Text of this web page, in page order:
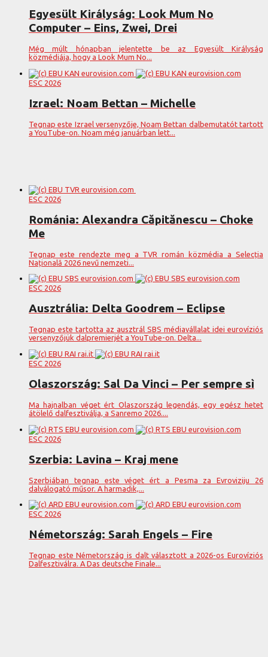
Egyesült Királyság: Look Mum No
Computer – Eins, Zwei, Drei
Még múlt hónapban jelentette be az Egyesült Királyság
közmédiája, hogy a Look Mum No...
ESC 2026
Izrael: Noam Bettan – Michelle
Tegnap este Izrael versenyzője, Noam Bettan dalbemutatót tartott
a YouTube-on. Noam még januárban lett...
ESC 2026
Románia: Alexandra Căpitănescu – Choke
Me
Tegnap este rendezte meg a TVR román közmédia a Selecția
Națională 2026 nevű nemzeti...
ESC 2026
Ausztrália: Delta Goodrem – Eclipse
Tegnap este tartotta az ausztrál SBS médiavállalat idei eurovíziós
versenyzőjük dalpremierjét a YouTube-on. Delta...
ESC 2026
Olaszország: Sal Da Vinci – Per sempre sì
Ma hajnalban véget ért Olaszország legendás, egy egész hetet
átölelő dalfesztiválja, a Sanremo 2026....
ESC 2026
Szerbia: Lavina – Kraj mene
Szerbiában tegnap este véget ért a Pesma za Evroviziju 26
dalválogató műsor. A harmadik,...
ESC 2026
Németország: Sarah Engels – Fire
Tegnap este Németország is dalt választott a 2026-os Eurovíziós
Dalfesztiválra. A Das deutsche Finale...